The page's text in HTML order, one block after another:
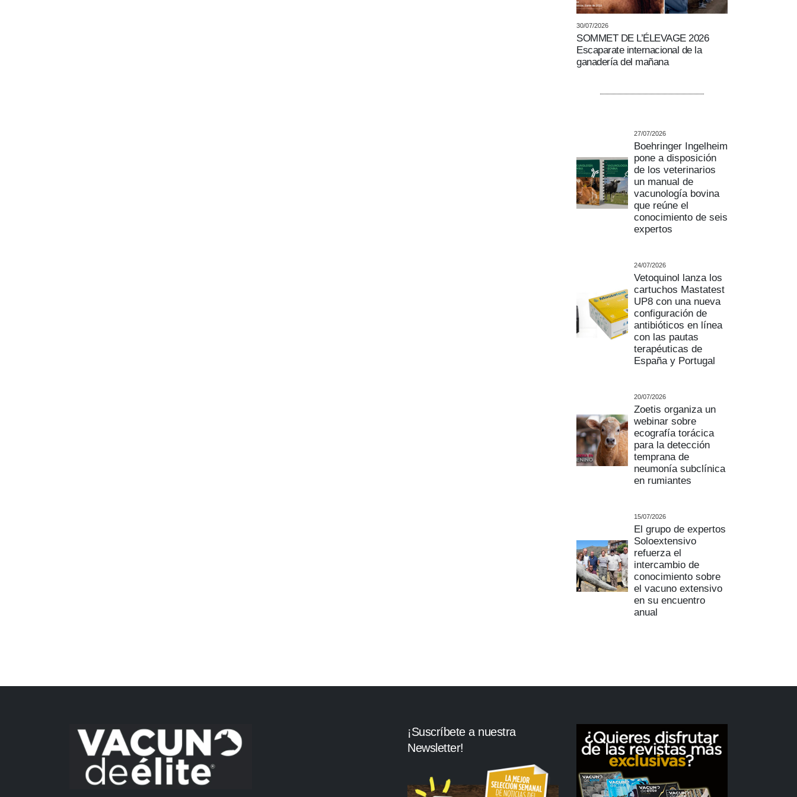
30/07/2026
SOMMET DE L’ÉLEVAGE 2026
Escaparate internacional de la
ganadería del mañana
27/07/2026
Boehringer Ingelheim
pone a disposición
de los veterinarios
un manual de
vacunología bovina
que reúne el
conocimiento de seis
expertos
24/07/2026
Vetoquinol lanza los
cartuchos Mastatest
UP8 con una nueva
configuración de
antibióticos en línea
con las pautas
terapéuticas de
España y Portugal
20/07/2026
Zoetis organiza un
webinar sobre
ecografía torácica
para la detección
temprana de
neumonía subclínica
en rumiantes
15/07/2026
El grupo de expertos
Soloextensivo
refuerza el
intercambio de
conocimiento sobre
el vacuno extensivo
en su encuentro
anual
¡Suscríbete a nuestra
Newsletter!